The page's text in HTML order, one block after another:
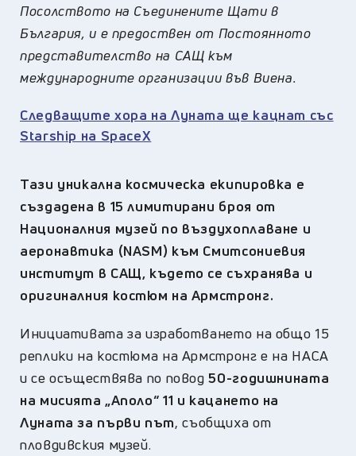
Посолството на Съединените Щати в
България, и е предоствен от Постоянното
представителство на САЩ към
международните организации във Виена.
Следващите хора на Луната ще кацнат със
Starship на SpaceX
Тази уникална космическа екипировка е
създадена в 15 лимитирани броя от
Националния музей по въздухоплаване и
аеронавтика (NASM) към Смитсониевия
институт в САЩ, където се съхранява и
оригиналния костюм на Армстронг.
Инициативата за изработването на общо 15
реплики на костюма на Армстронг е на НАСА
и се осъществява по повод50-годишнината
на мисията „Аполо“ 11 и кацането на
Луната за първи път, съобщиха от
пловдивския музей.